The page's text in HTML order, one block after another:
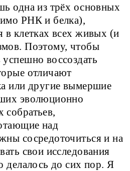
одна из трёх основных
РНК и белка),
в клетках всех живых (и
Поэтому, чтобы
воссоздать
отличают
или другие вымершие
эволюционно
над
сосредоточиться и на
свои исследования
делалось до сих пор. Я